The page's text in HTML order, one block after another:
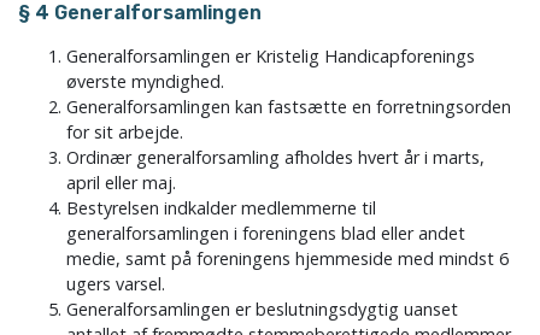
§ 4 Generalforsamlingen
Generalforsamlingen er Kristelig Handicapforenings
øverste myndighed.
Generalforsamlingen kan fastsætte en forretningsorden
for sit arbejde.
Ordinær generalforsamling afholdes hvert år i marts,
april eller maj.
Bestyrelsen indkalder medlemmerne til
generalforsamlingen i foreningens blad eller andet
medie, samt på foreningens hjemmeside med mindst 6
ugers varsel.
Generalforsamlingen er beslutningsdygtig uanset